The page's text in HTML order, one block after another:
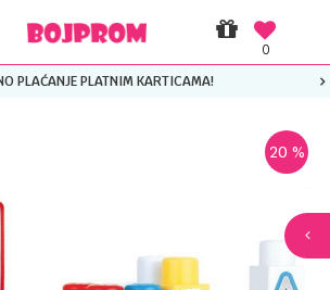
0
PLAĆANJE PLATNIM KARTICAMA!
20 %